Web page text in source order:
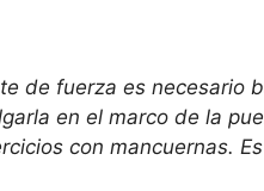
de fuerza es necesario
en el marco de la
con mancuernas.